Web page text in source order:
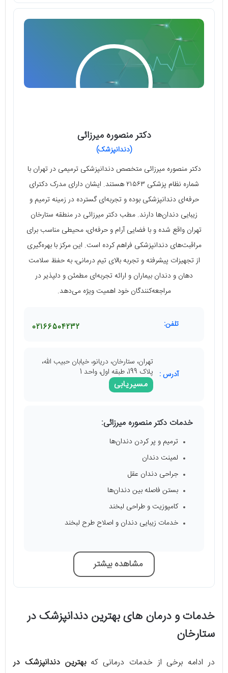
دکتر منصوره میرزائی
(دندانپزشک)
دکتر منصوره میرزائی متخصص دندانپزشکی ترمیمی در تهران با
شماره نظام پزشکی ۲۱۵۶۳ هستند. ایشان دارای مدرک دکترای
حرفه‌ای دندانپزشکی بوده و تجربه‌ای گسترده در زمینه ترمیم و
زیبایی دندان‌ها دارند. مطب دکتر میرزائی در منطقه ستارخان
تهران واقع شده و با فضایی آرام و حرفه‌ای، محیطی مناسب برای
مراقبت‌های دندانپزشکی فراهم کرده است. این مرکز با بهره‌گیری
از تجهیزات پیشرفته و تجربه بالای تیم درمانی، به حفظ سلامت
دهان و دندان بیماران و ارائه تجربه‌ای مطمئن و دلپذیر در
مراجعه‌کنندگان خود اهمیت ویژه می‌دهد.
تلفن: 02166504232
آدرس :
تهران، ستارخان، دریانو، خیابان حبیب الله،
پلاک 199، طبقه اول، واحد 1
مسیریابی
خدمات دکتر منصوره میرزائی:
ترمیم و پر کردن دندان‌ها
لمینت دندان
جراحی دندان عقل
بستن فاصله بین دندان‌ها
کامپوزیت و طراحی لبخند
خدمات زیبایی دندان و اصلاح طرح لبخند
مشاهده بیشتر
خدمات و درمان های بهترین دندانپزشک در
ستارخان
در ادامه برخی از خدمات درمانی کهبهترین دندانپزشک در